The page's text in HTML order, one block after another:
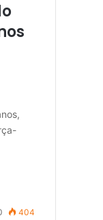
404